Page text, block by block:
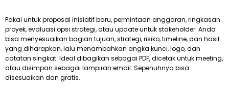
Pakai untuk proposal inisiatif baru, permintaan anggaran, ringkasan
proyek, evaluasi opsi strategi, atau update untuk stakeholder. Anda
bisa menyesuaikan bagian tujuan, strategi, risiko, timeline, dan hasil
yang diharapkan, lalu menambahkan angka kunci, logo, dan
catatan singkat. Ideal dibagikan sebagai PDF, dicetak untuk meeting,
atau disimpan sebagai lampiran email. Sepenuhnya bisa
disesuaikan dan gratis.